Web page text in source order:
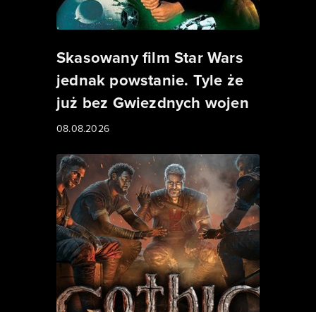
Skasowany film Star Wars
jednak powstanie. Tyle że
już bez Gwiezdnych wojen
08.08.2026